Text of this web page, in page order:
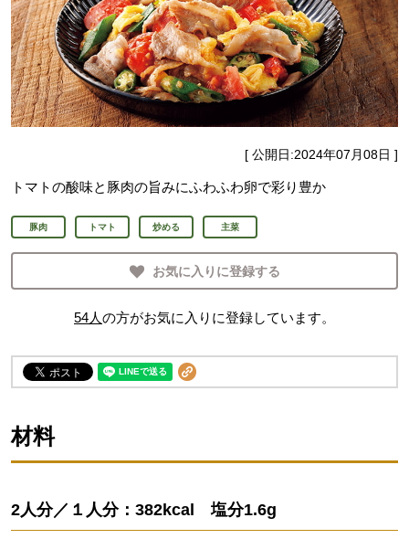
[ 公開日:2024年07月08日 ]
トマトの酸味と豚肉の旨みにふわふわ卵で彩り豊か
豚肉 トマト 炒める 主菜
お気に入りに登録する
54人の方がお気に入りに登録しています。
材料
2人分／１人分：382kcal 塩分1.6g